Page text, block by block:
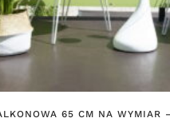
65 CM NA WYMIAR